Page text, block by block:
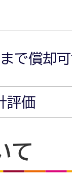
で償却
評価
て